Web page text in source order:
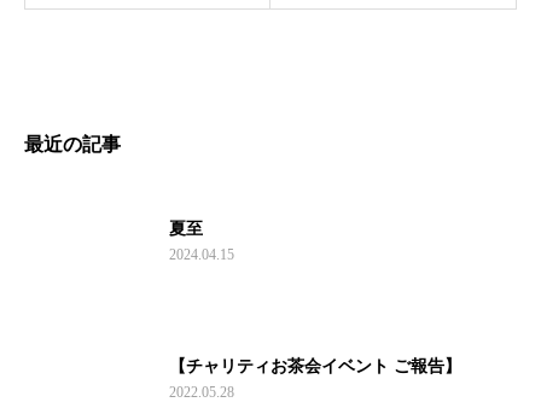
最近の記事
夏至
2024.04.15
【チャリティお茶会イベント ご報告】
2022.05.28